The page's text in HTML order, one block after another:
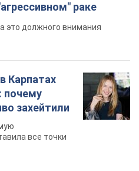
раке
это должного внимания
Карпатах
почему
захейтили
все точки